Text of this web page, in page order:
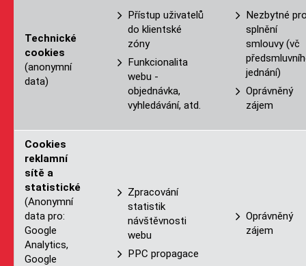
Technické
cookies
(anonymní
data)
Přístup uživatelů
do klientské
zóny
Funkcionalita
webu -
objednávka,
vyhledávání, atd.
Nezbytné
splnění
smlouvy (vč
jednání)
Oprávněný
zájem
Cookies
reklamní
sítě a
statistické
(Anonymní
data pro:
Google
Analytics,
Google
Zpracování
statistik
návštěvnosti
webu
PPC propagace
Oprávněný
zájem